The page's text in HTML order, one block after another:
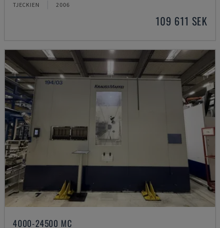
TJECKIEN 2006
109 611 SEK
4000-24500 MC